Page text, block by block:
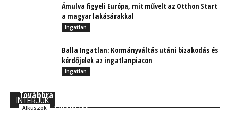
Ámulva figyeli Európa, mit művelt az Otthon Start
a magyar lakásárakkal
Ingatlan
Balla Ingatlan: Kormányváltás utáni bizakodás és
kérdőjelek az ingatlanpiacon
Ingatlan
INTERJÚK
Továbbra is növekedési pályán az EFS Zrt.
Alkuszok TUDÓSÍTÁS